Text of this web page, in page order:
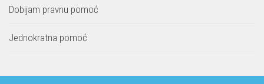
Dobijam pravnu pomoć
Jednokratna pomoć